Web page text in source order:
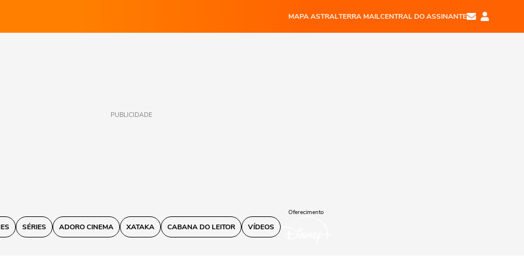
MAPA ASTRALTERRA MAILCENTRAL DO ASSINANTE
PUBLICIDADE
SÉRIES ADORO CINEMA XATAKA CABANA DO LEITOR VÍDEOS
Oferecimento